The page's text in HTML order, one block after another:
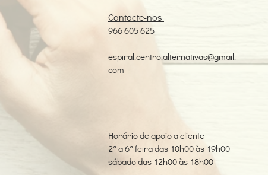
Contacte-nos
966 605 625
espiral.centro.alternativas@gmail.
com
Horário de apoio a cliente
2ª a 6ª feira das 10h00 às 19h00
sábado das 12h00 às 18h00